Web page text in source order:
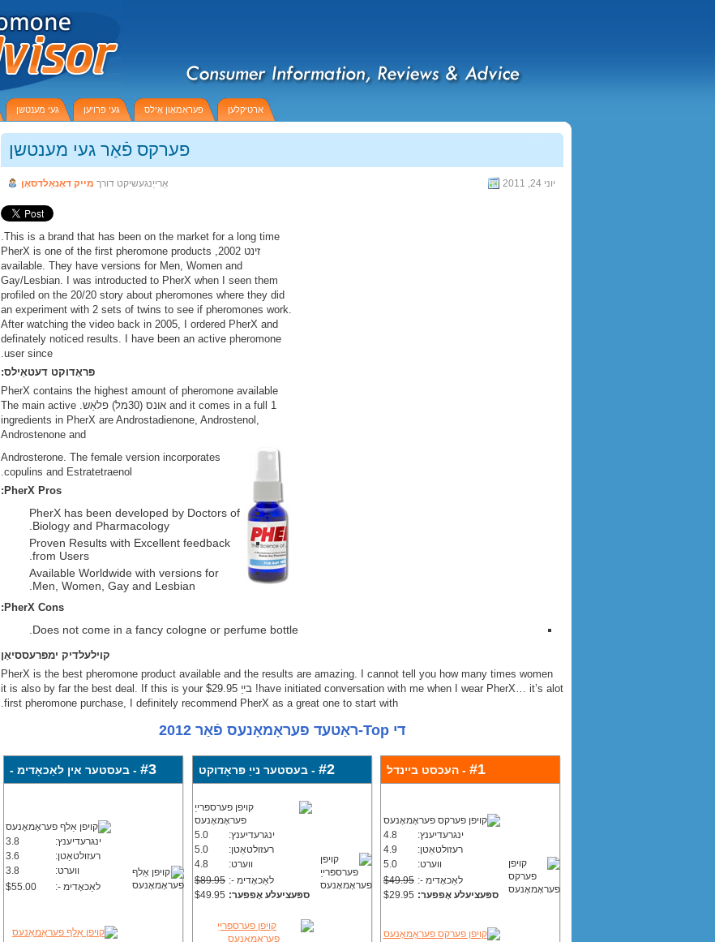
געי מענטשן געי פרויען פעראַמאָון אָילס ארטיקלען
פערקס פֿאַר געי מענטשן
אַרייַנגעשיקט דורך מייק דאָנאַלדסאָן יוני 24, 2011
This is a brand that has been on the market for a long time.
זינט 2002, PherX is one of the first pheromone products
available. They have versions for Men, Women and
Gay/Lesbian. I was introducted to PherX when I seen them
profiled on the 20/20 story about pheromones where they did
an experiment with 2 sets of twins to see if pheromones work.
After watching the video back in 2005, I ordered PherX and
definately noticed results. I have been an active pheromone
user since.
פּראָדוקט דעטאַילס:
PherX contains the highest amount of pheromone available
and it comes in a full 1 אונס (30מל) פלאַש. The main active
ingredients in PherX are Androstadienone, Androstenol,
Androstenone and
Androsterone. The female version incorporates
copulins and Estratetraenol.
PherX Pros:
PherX has been developed by Doctors of
Biology and Pharmacology.
Proven Results with Excellent feedback
from Users.
Available Worldwide with versions for
Men, Women, Gay and Lesbian.
PherX Cons:
Does not come in a fancy cologne or perfume bottle.
קוילעלדיק ימפּרעססיאָן
PherX is the best pheromone product available and the results are amazing. I cannot tell you how many times women
have initiated conversation with me when I wear PherX… it’s alot! בייַ $29.95 it is also by far the best deal. If this is your
first pheromone purchase, I definitely recommend PherX as a great one to start with.
די Top-ראַטעד פעראָמאָנעס פֿאַר 2012
#1 - העכסט ביינדל
ינגרעדיענץ:
4.8
רעזולטאַטן:
4.9
ווערט:
5.0
לאַכאָדימ -: $49.95
ספּעציעלע אָפפער: $29.95
#2 - בעסטער נייַ פּראָדוקט
ינגרעדיענץ:
5.0
רעזולטאַטן:
5.0
ווערט:
4.8
לאַכאָדימ -: $89.95
ספּעציעלע אָפפער: $49.95
#3 - בעסטער אין לאַכאָדימ -
ינגרעדיענץ:
3.8
רעזולטאַטן:
3.6
ווערט:
3.8
לאַכאָדימ -:
$55.00